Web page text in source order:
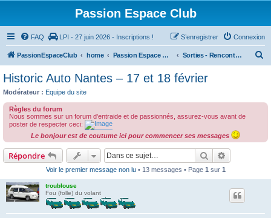
Passion Espace Club
FAQ LPI - 27 juin 2026 - Inscriptions ! Connexion
S’enregistrer
PassionEspaceClub home Passion Espace Club Sorties - Rencontres - Meetings - PRE
c
Historic Auto Nantes – 17 et 18 février
Modérateur : Equipe du site
Règles du forum
Nous sommes sur un forum d'entraide et de passionnés, assurez-vous avant de
poster de respecter ceci:
Le bonjour est de coutume ici pour commencer ses messages
Répondre Rechercher
Voir le premier message non lu• 13 messages • Page 1 sur 1
troublouse
Fou (folle) du volant